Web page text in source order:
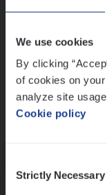
We use cookies
By clicking
of cookies on
analyze site
Cookie policy
Selection
Strictly